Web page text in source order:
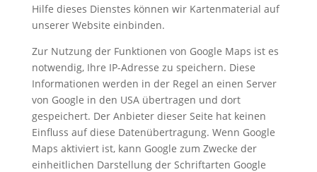
Hilfe dieses Dienstes können wir Kartenmaterial auf
unserer Website einbinden.
Zur Nutzung der Funktionen von Google Maps ist es
notwendig, Ihre IP-Adresse zu speichern. Diese
Informationen werden in der Regel an einen Server
von Google in den USA übertragen und dort
gespeichert. Der Anbieter dieser Seite hat keinen
Einfluss auf diese Datenübertragung. Wenn Google
Maps aktiviert ist, kann Google zum Zwecke der
einheitlichen Darstellung der Schriftarten Google